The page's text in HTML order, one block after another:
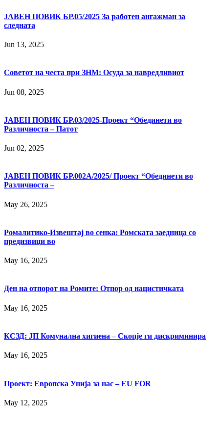
JАВЕН ПОВИК БР.05/2025 За работен ангажман за
следната
Jun 13, 2025
Советот на честа при ЗНМ: Осуда за навредливиот
Jun 08, 2025
ЈАВЕН ПОВИК БР.03/2025-Проект “Обединети во
Различноста – Патот
Jun 02, 2025
ЈАВЕН ПОВИК БР.002А/2025/ Проект “Обединети во
Различноста –
May 26, 2025
Ромалитико-Извештај во сенка: Ромската заедница со
предизвици во
May 16, 2025
Ден на отпорот на Ромите: Отпор од нацистичката
May 16, 2025
КСЗД: ЈП Комунална хигиена – Скопје ги дискриминира
May 16, 2025
Проект: Европска Унија за нас – EU FOR
May 12, 2025